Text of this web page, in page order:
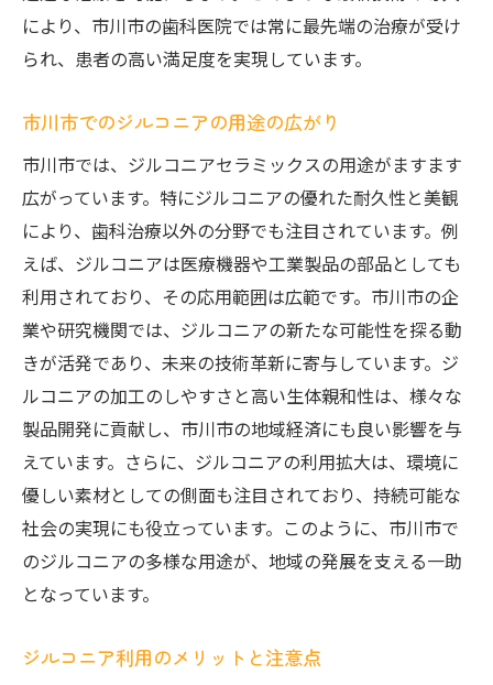
により、市川市の歯科医院では常に最先端の治療が受け
られ、患者の高い満足度を実現しています。
市川市でのジルコニアの用途の広がり
市川市では、ジルコニアセラミックスの用途がますます
広がっています。特にジルコニアの優れた耐久性と美観
により、歯科治療以外の分野でも注目されています。例
えば、ジルコニアは医療機器や工業製品の部品としても
利用されており、その応用範囲は広範です。市川市の企
業や研究機関では、ジルコニアの新たな可能性を探る動
きが活発であり、未来の技術革新に寄与しています。ジ
ルコニアの加工のしやすさと高い生体親和性は、様々な
製品開発に貢献し、市川市の地域経済にも良い影響を与
えています。さらに、ジルコニアの利用拡大は、環境に
優しい素材としての側面も注目されており、持続可能な
社会の実現にも役立っています。このように、市川市で
のジルコニアの多様な用途が、地域の発展を支える一助
となっています。
ジルコニア利用のメリットと注意点